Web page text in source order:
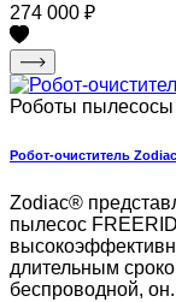
274 000 ₽
Роботы пылесосы
Робот-очиститель
Zodiac®
пылесос
длительным
беспроводной,